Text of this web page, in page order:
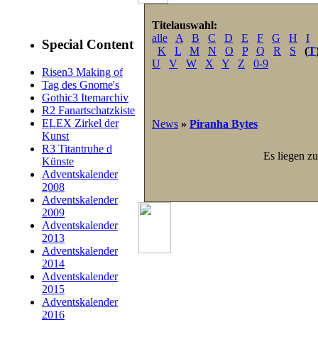
Special Content
Risen3 Making of
Tag des Gnome's
Gothic3 Itemarchiv
R2 Fanartschatzkiste
ELEX Zirkel der
Kunst
R3 Titantruhe d
Künste
Adventskalender
2008
Adventskalender
2009
Adventskalender
2013
Adventskalender
2014
Adventskalender
2015
Adventskalender
2016
Titelauswahl:
alle
A B C D E F G H
I
K
L M N O P Q R S (T
U
V W X Y Z 0-9
News » Piranha Bytes
Es liegen